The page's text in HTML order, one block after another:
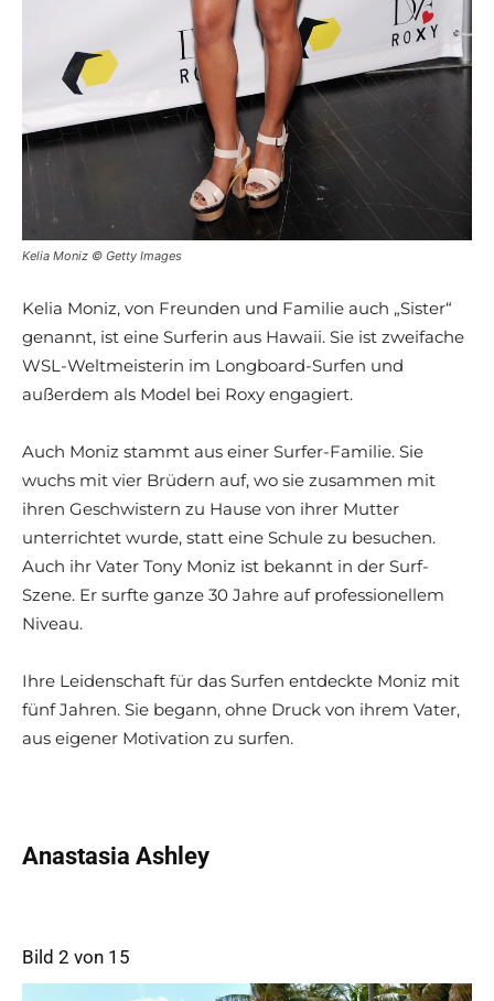
Kelia Moniz © Getty Images
Kelia Moniz, von Freunden und Familie auch „Sister“
genannt, ist eine Surferin aus Hawaii. Sie ist zweifache
WSL-Weltmeisterin im Longboard-Surfen und
außerdem als Model bei Roxy engagiert.
Auch Moniz stammt aus einer Surfer-Familie. Sie
wuchs mit vier Brüdern auf, wo sie zusammen mit
ihren Geschwistern zu Hause von ihrer Mutter
unterrichtet wurde, statt eine Schule zu besuchen.
Auch ihr Vater Tony Moniz ist bekannt in der Surf-
Szene. Er surfte ganze 30 Jahre auf professionellem
Niveau.
Ihre Leidenschaft für das Surfen entdeckte Moniz mit
fünf Jahren. Sie begann, ohne Druck von ihrem Vater,
aus eigener Motivation zu surfen.
Anastasia Ashley
Bild 2 von 15